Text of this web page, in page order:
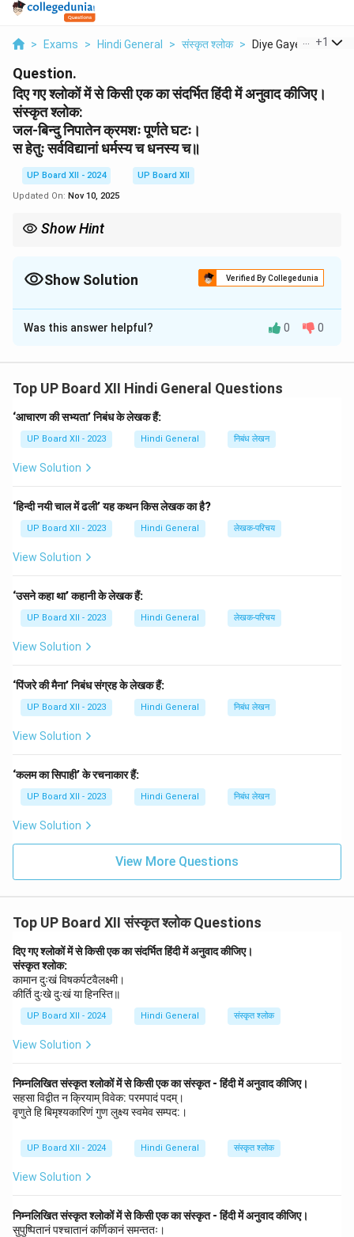
> Exams > Hindi General > संस्कृत श्लोक > Diye Gaye Shlokon
+1
Question.
दिए गए श्लोकों में से किसी एक का संदर्भित हिंदी में अनुवाद कीजिए।
संस्कृत श्लोक:
जल-बिन्दु निपातेन क्रमशः पूर्णते घटः।
स हेतुः सर्वविद्यानां धर्मस्य च धनस्य च॥
UP Board XII - 2024
UP Board XII
Updated On: Nov 10, 2025
Show Hint
Show Solution Verified By Collegedunia
Solution and Explanation
अनुवाद:
Download Solution in PDF
Was this answer helpful? 0 0
Top UP Board XII Hindi General Questions
‘आचारण की सभ्यता’ निबंध के लेखक हैं:
UP Board XII - 2023 Hindi General निबंध लेखन
View Solution
‘हिन्दी नयी चाल में ढली’ यह कथन किस लेखक का है?
UP Board XII - 2023 Hindi General लेखक-परिचय
View Solution
‘उसने कहा था’ कहानी के लेखक हैं:
UP Board XII - 2023 Hindi General लेखक-परिचय
View Solution
‘पिंजरे की मैना’ निबंध संग्रह के लेखक हैं:
UP Board XII - 2023 Hindi General निबंध लेखन
View Solution
‘कलम का सिपाही’ के रचनाकार हैं:
UP Board XII - 2023 Hindi General निबंध लेखन
View Solution
View More Questions
Top UP Board XII संस्कृत श्लोक Questions
दिए गए श्लोकों में से किसी एक का संदर्भित हिंदी में अनुवाद कीजिए।
संस्कृत श्लोक:
कामान दुःखं विषकर्पटवैलक्ष्मी।
कीर्ति दुःखे दुःखं या हिनस्ति॥
UP Board XII - 2024 Hindi General संस्कृत श्लोक
View Solution
निम्नलिखित संस्कृत श्लोकों में से किसी एक का संस्कृत - हिंदी में अनुवाद कीजिए।
सहसा विद्वीत न क्रियाम् विवेक: परमपादं पदम्।
वृणुते हि बिमृश्यकारिणं गुण लुक्ष्य स्वमेव सम्पद:।
UP Board XII - 2024 Hindi General संस्कृत श्लोक
View Solution
निम्नलिखित संस्कृत श्लोकों में से किसी एक का संस्कृत - हिंदी में अनुवाद कीजिए।
सुपुष्पितानं पश्चातानं कर्णिकानं समन्ततः।